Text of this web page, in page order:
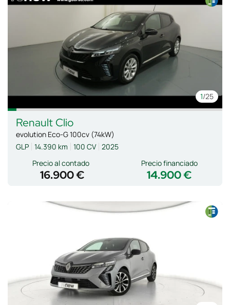
1/25
Renault Clio
evolution Eco-G 100cv (74kW)
GLP 14.390 km 100 CV 2025
Precio al contado
16.900 € 14.900 €
Precio financiado